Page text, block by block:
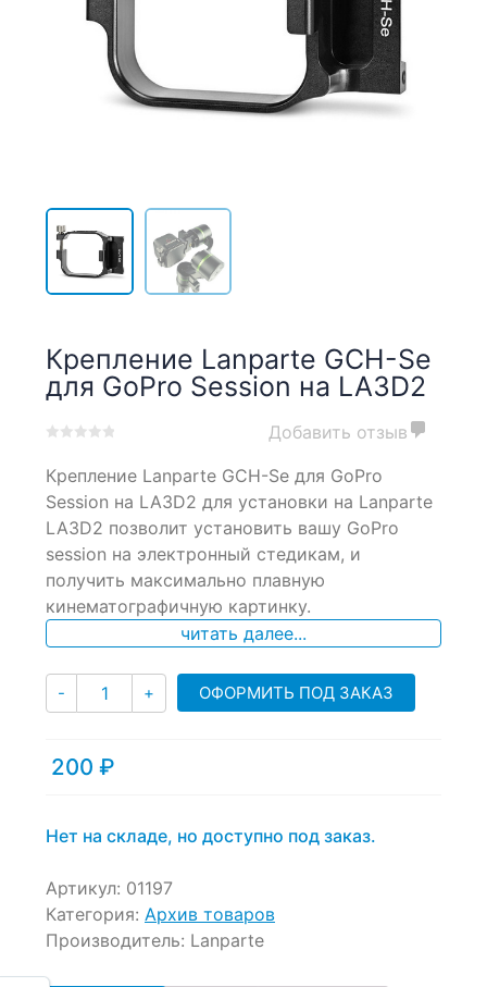
Крепление Lanparte GCH-Se
для GoPro Session на LA3D2
out
on
customer
ratings
Добавить отзыв
Крепление Lanparte GCH-Se для GoPro
Session на LA3D2 для установки на Lanparte
LA3D2 позволит установить вашу GoPro
session на электронный стедикам, и
получить максимально плавную
кинематографичную картинку.
читать далее...
- Количество
+ ОФОРМИТЬ ПОД ЗАКАЗ
200 ₽
Нет на складе, но доступно под заказ.
Артикул: 01197
Категория: Архив товаров
Производитель: Lanparte